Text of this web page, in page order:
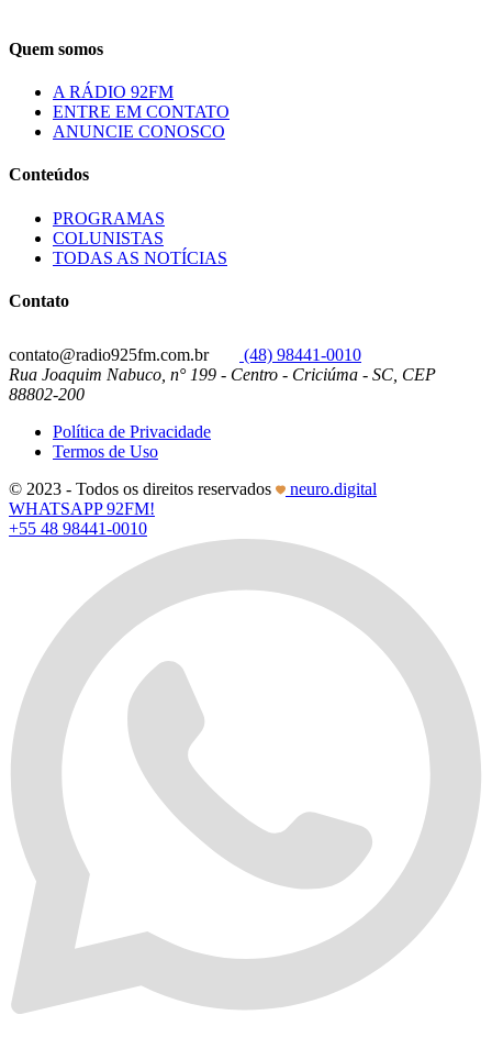
Quem somos
A RÁDIO 92FM
ENTRE EM CONTATO
ANUNCIE CONOSCO
Conteúdos
PROGRAMAS
COLUNISTAS
TODAS AS NOTÍCIAS
Contato
contato@radio925fm.com.br
(48) 98441-0010
Rua Joaquim Nabuco, n° 199 - Centro - Criciúma - SC, CEP
88802-200
Política de Privacidade
Termos de Uso
© 2023 - Todos os direitos reservados
neuro.digital
WHATSAPP 92FM!
+55 48 98441-0010